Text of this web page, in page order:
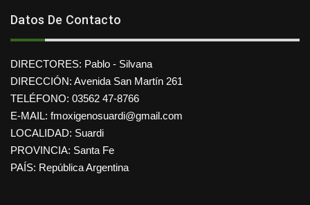
Datos De Contacto
DIRECTORES: Pablo - Silvana
DIRECCIÓN: Avenida San Martín 261
TELÉFONO: 03562 47-8766
E-MAIL: fmoxigenosuardi@gmail.com
LOCALIDAD: Suardi
PROVINCIA: Santa Fe
PAÍS: República Argentina